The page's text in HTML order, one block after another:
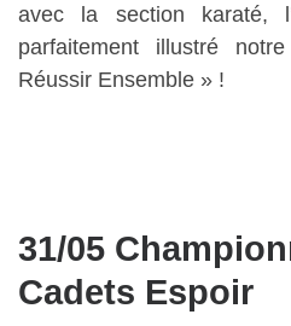
avec la section karaté,
parfaitement illustré
Réussir Ensemble » !
31/05
Cadets Espoir